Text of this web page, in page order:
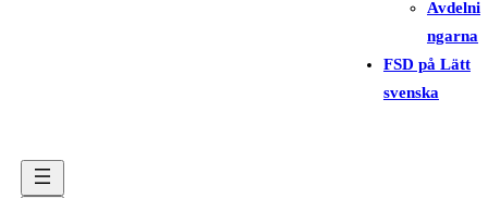
Avdelni
ngarna
FSD på Lätt
svenska